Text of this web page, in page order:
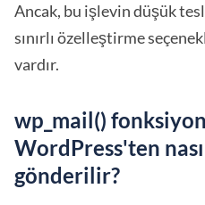
Ancak, bu işlevin düşük
sınırlı özelleştirme
vardır.
wp_mail()
WordPress'ten
gönderilir?